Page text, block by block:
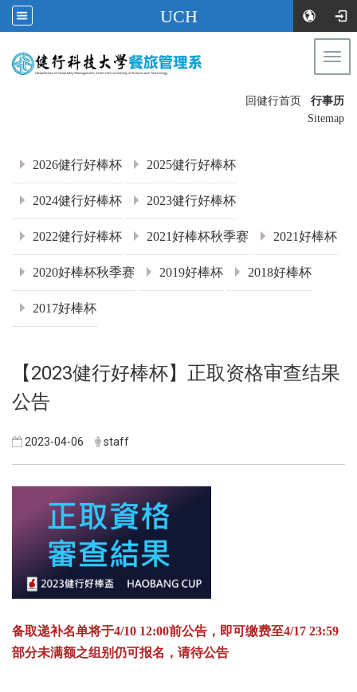
UCH
回健行首页
行事历
Sitemap
2026健行好棒杯
2025健行好棒杯
2024健行好棒杯 2023健行好棒杯
2022健行好棒杯 2021好棒杯秋季赛 2021好棒杯
2020好棒杯秋季赛 2019好棒杯 2018好棒杯
2017好棒杯
【2023健行好棒杯】正取资格审查结果
公告
2023-04-06 staff
备取递补名单将于4/10 12:00前公告，即可缴费至4/17 23:59
部分未满额之组别仍可报名，请待公告